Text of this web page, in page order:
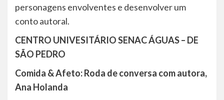
personagens envolventes e desenvolver um
conto autoral.
CENTRO UNIVESITÁRIO SENAC ÁGUAS – DE
SÃO PEDRO
Comida & Afeto: Roda de conversa com autora,
Ana Holanda